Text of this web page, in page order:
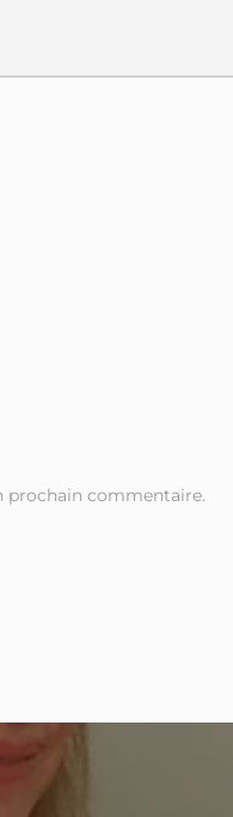
prochain commentaire.